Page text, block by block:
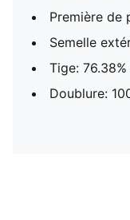
Première de
Semelle
Tige:
Doublure: